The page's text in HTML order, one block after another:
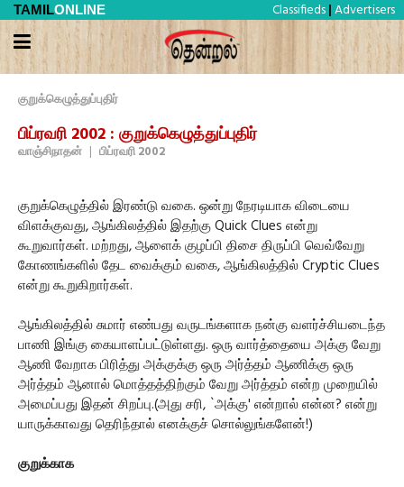
TAMILONLINE Classifieds | Advertisers
குறுக்கெழுத்துப்புதிர்
பிப்ரவரி 2002 : குறுக்கெழுத்துப்புதிர்
வாஞ்சிநாதன் | பிப்ரவரி 2002
குறுக்கெழுத்தில் இரண்டு வகை. ஒன்று நேரடியாக விடையை
விளக்குவது, ஆங்கிலத்தில் இதற்கு Quick Clues என்று
கூறுவார்கள். மற்றது, ஆளைக் குழப்பி திசை திருப்பி வெவ்வேறு
கோணங்களில் தேட வைக்கும் வகை, ஆங்கிலத்தில் Cryptic Clues
என்று கூறுகிறார்கள்.
ஆங்கிலத்தில் சுமார் எண்பது வருடங்களாக நன்கு வளர்ச்சியடைந்த
பாணி இங்கு கையாளப்பட்டுள்ளது. ஒரு வார்த்தையை அக்கு வேறு
ஆணி வேறாக பிரித்து அக்குக்கு ஒரு அர்த்தம் ஆணிக்கு ஒரு
அர்த்தம் ஆனால் மொத்தத்திற்கும் வேறு அர்த்தம் என்ற முறையில்
அமைப்பது இதன் சிறப்பு.(அது சரி, `அக்கு' என்றால் என்ன? என்று
யாருக்காவது தெரிந்தால் எனக்குச் சொல்லுங்களேன்!)
குறுக்காக